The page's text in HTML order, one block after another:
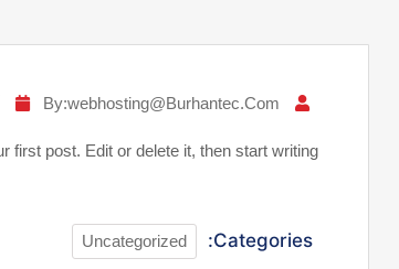
By:webhosting@burhantec.com
first post. Edit or delete it, then start writing!
Categories:
Uncategorized